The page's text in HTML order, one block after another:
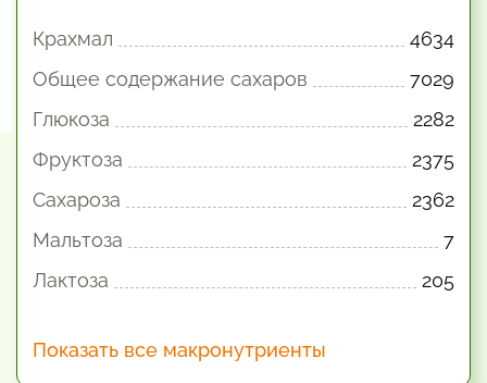
Крахмал
4634
Общее содержание сахаров
7029
Глюкоза
2282
Фруктоза
2375
Сахароза
2362
Мальтоза
7
Лактоза
205
Показать все макронутриенты